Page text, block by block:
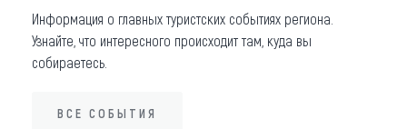
О регионе
Коллекция впечатлений
Другие рубрики
Информация о главных туристских событиях региона.
Узнайте, что интересного происходит там, куда вы
собираетесь.
ВСЕ СОБЫТИЯ